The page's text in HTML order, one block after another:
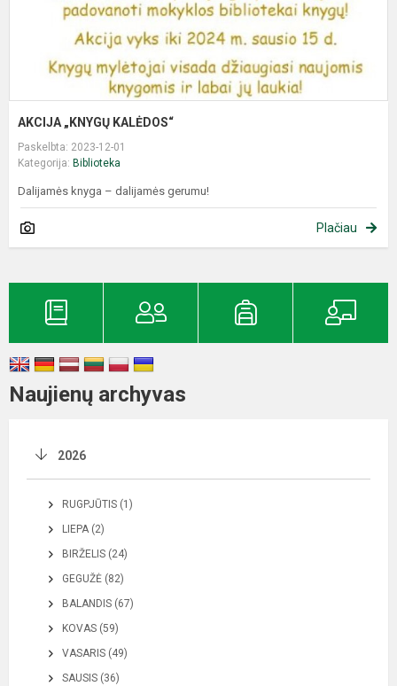
AKCIJA „KNYGŲ KALĖDOS“
Paskelbta: 2023-12-01
Kategorija: Biblioteka
Dalijamės knyga – dalijamės gerumu!
Plačiau
Naujienų archyvas
2026
RUGPJŪTIS (1)
LIEPA (2)
BIRŽELIS (24)
GEGUŽĖ (82)
BALANDIS (67)
KOVAS (59)
VASARIS (49)
SAUSIS (36)